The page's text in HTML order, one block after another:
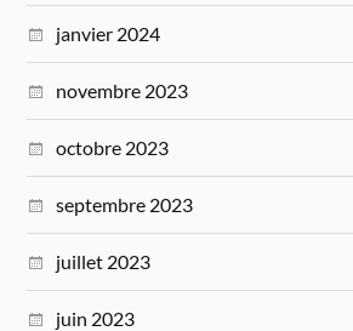
janvier 2024
novembre 2023
octobre 2023
septembre 2023
juillet 2023
juin 2023